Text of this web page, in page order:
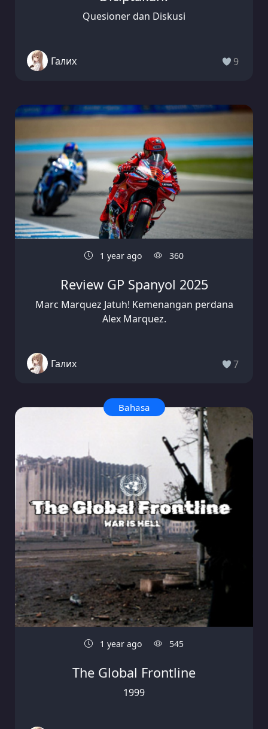
Quesioner dan Diskusi
Галих 9
1 year ago 360
Review GP Spanyol 2025
Marc Marquez Jatuh! Kemenangan perdana
Alex Marquez.
Галих 7
Bahasa
1 year ago 545
The Global Frontline
1999